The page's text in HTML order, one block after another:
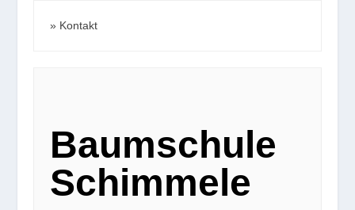
Kontakt
Baumschule
Schimmele